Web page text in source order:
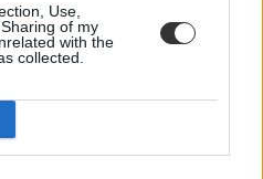
Use,
of my
with the
collected.
a mai